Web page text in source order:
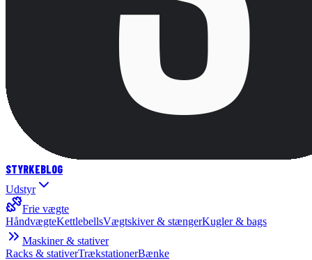
STYRKEBLOG
Udstyr
Frie vægte
HåndvægteKettlebellsVægtskiver & stængerKugler & bags
Maskiner & stativer
Racks & stativerTrækstationerBænke